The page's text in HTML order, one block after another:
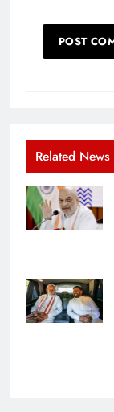
Related News